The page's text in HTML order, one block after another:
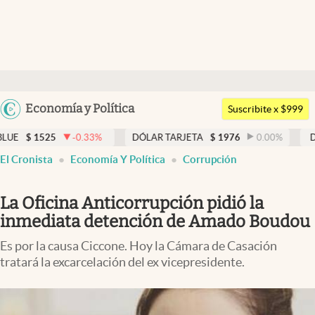
Argentina
Uruguay
Economía y Política
Members
Economía y Política
Finanzas y Mercados
Negocios
Columnistas
Otras secciones
Suscribite x $999
-0.33% DÓLAR TARJETA $ 1976 0.00% DÓLAR MEP
El Cronista Economía Y Política Corrupción
La Oficina Anticorrupción pidió la
inmediata detención de Amado Boudou
Es por la causa Ciccone. Hoy la Cámara de Casación
tratará la excarcelación del ex vicepresidente.